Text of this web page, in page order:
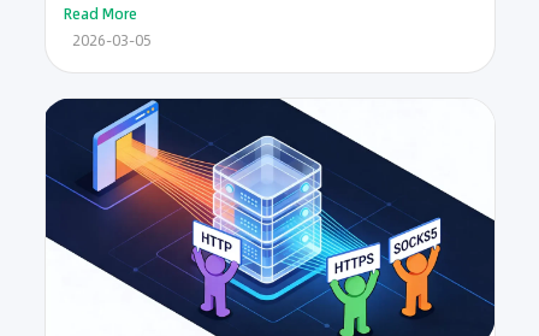
Read More
2026-03-05